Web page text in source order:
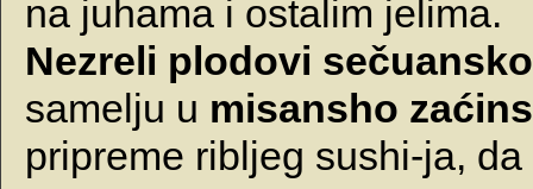
na juhama i ostalim jelima.
Nezreli plodovi
samelju u misansho
pripreme ribljeg sushi-ja,